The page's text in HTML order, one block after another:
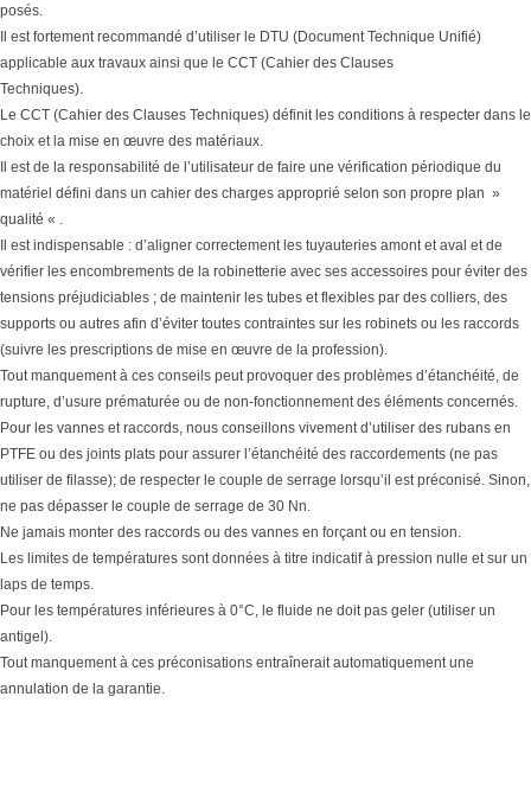
posés.
Il est fortement recommandé d’utiliser le DTU (Document Technique Unifié)
applicable aux travaux ainsi que le CCT (Cahier des Clauses
Techniques).
Le CCT (Cahier des Clauses Techniques) définit les conditions à respecter dans le
choix et la mise en œuvre des matériaux.
Il est de la responsabilité de l’utilisateur de faire une vérification périodique du
matériel défini dans un cahier des charges approprié selon son propre plan »
qualité « .
Il est indispensable : d’aligner correctement les tuyauteries amont et aval et de
vérifier les encombrements de la robinetterie avec ses accessoires pour éviter des
tensions préjudiciables ; de maintenir les tubes et flexibles par des colliers, des
supports ou autres afin d’éviter toutes contraintes sur les robinets ou les raccords
(suivre les prescriptions de mise en œuvre de la profession).
Tout manquement à ces conseils peut provoquer des problèmes d’étanchéité, de
rupture, d’usure prématurée ou de non-fonctionnement des éléments concernés.
Pour les vannes et raccords, nous conseillons vivement d’utiliser des rubans en
PTFE ou des joints plats pour assurer l’étanchéité des raccordements (ne pas
utiliser de filasse); de respecter le couple de serrage lorsqu’il est préconisé. Sinon,
ne pas dépasser le couple de serrage de 30 Nn.
Ne jamais monter des raccords ou des vannes en forçant ou en tension.
Les limites de températures sont données à titre indicatif à pression nulle et sur un
laps de temps.
Pour les températures inférieures à 0°C, le fluide ne doit pas geler (utiliser un
antigel).
Tout manquement à ces préconisations entraînerait automatiquement une
annulation de la garantie.